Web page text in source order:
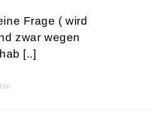
Frage ( wird
zwar wegen
[..]